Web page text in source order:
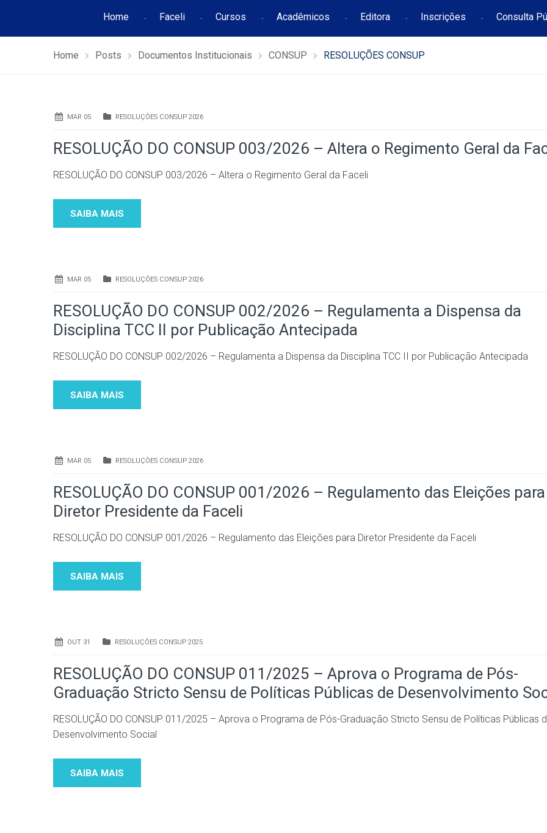
Home Faceli Cursos Acadêmicos Editora Inscrições Consulta
Home Posts Documentos Institucionais CONSUP RESOLUÇÕES CONSUP
MAR 05 RESOLUÇÕES CONSUP 2026
RESOLUÇÃO DO CONSUP 003/2026 – Altera o Regimento Geral da
RESOLUÇÃO DO CONSUP 003/2026 – Altera o Regimento Geral da Faceli
SAIBA MAIS
MAR 05 RESOLUÇÕES CONSUP 2026
RESOLUÇÃO DO CONSUP 002/2026 – Regulamenta a Dispensa da
Disciplina TCC II por Publicação Antecipada
RESOLUÇÃO DO CONSUP 002/2026 – Regulamenta a Dispensa da Disciplina TCC II por Publicação Antecipada
SAIBA MAIS
MAR 05 RESOLUÇÕES CONSUP 2026
RESOLUÇÃO DO CONSUP 001/2026 – Regulamento das Eleições para
Diretor Presidente da Faceli
RESOLUÇÃO DO CONSUP 001/2026 – Regulamento das Eleições para Diretor Presidente da Faceli
SAIBA MAIS
OUT 31 RESOLUÇÕES CONSUP 2025
RESOLUÇÃO DO CONSUP 011/2025 – Aprova o Programa de Pós-
Graduação Stricto Sensu de Políticas Públicas de Desenvolvimento
RESOLUÇÃO DO CONSUP 011/2025 – Aprova o Programa de Pós-Graduação Stricto Sensu de Políticas Públicas
Desenvolvimento Social
SAIBA MAIS